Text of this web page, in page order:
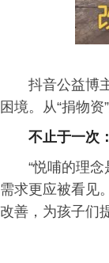
抖音公益博
困境。从“捐物
不止于一次
“悦哺的理
需求更应被看见
改善，为孩子们